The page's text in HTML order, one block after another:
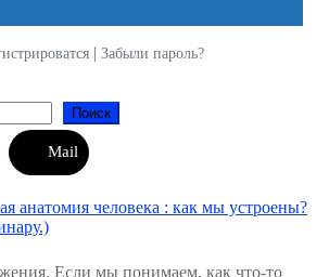
| Забыли пароль?
Поиск
Mail
анатомия человека : как мы устроены?
Если мы понимаем, как что-то